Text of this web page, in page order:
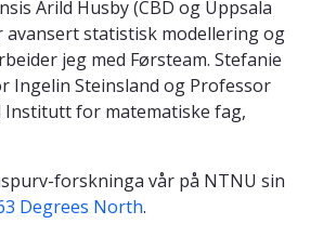
Arild Husby (CBD og Uppsala
avansert statistisk modellering og
jeg med Førsteam. Stefanie
Ingelin Steinsland og Professor
Institutt for matematiske fag,
forskninga vår på NTNU sin
Degrees North.